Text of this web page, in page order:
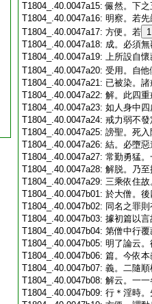
T1804_.40.0047a15:儼然。下
T1804_.40.0047a16: 明察。若
T1804_.40.0047a17: 方便。若 1
T1804_.40.0047a18: 成。必須
T1804_.40.0047a19: 上所設自
T1804_.40.0047a20: 受用。自他
T1804_.40.0047a21: 已被染。
T1804_.40.0047a22: 解。此四重
T1804_.40.0047a23: 如人身中
T1804_.40.0047a24: 戒力弱不
T1804_.40.0047a25: 謗聖。死
T1804_.40.0047a26: 結。必墮
T1804_.40.0047a27: 常勤勇猛
T1804_.40.0047a28: 解脱。乃
T1804_.40.0047a29: 三乘依住
T1804_.40.0047b01: 於大僧。後
T1804_.40.0047b02: 同名之罪
T1804_.40.0047b03: 據初篇以
T1804_.40.0047b04: 第僧中行覆
T1804_.40.0047b05: 明了論云
T1804_.40.0047b06: 篇。今依
T1804_.40.0047b07: 義。二隨順
T1804_.40.0047b08: 解云。一
T1804_.40.0047b09: 行＊淫時